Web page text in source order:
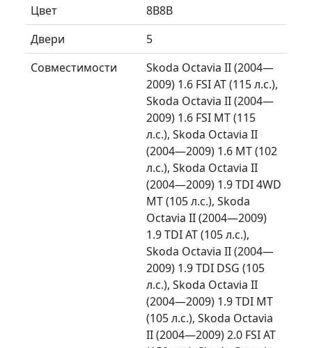
Цвет
8B8B
Двери
5
Совместимости
Skoda Octavia II (2004—
2009) 1.6 FSI AT (115 л.с.),
Skoda Octavia II (2004—
2009) 1.6 FSI MT (115
л.с.), Skoda Octavia II
(2004—2009) 1.6 MT (102
л.с.), Skoda Octavia II
(2004—2009) 1.9 TDI 4WD
MT (105 л.с.), Skoda
Octavia II (2004—2009)
1.9 TDI AT (105 л.с.),
Skoda Octavia II (2004—
2009) 1.9 TDI DSG (105
л.с.), Skoda Octavia II
(2004—2009) 1.9 TDI MT
(105 л.с.), Skoda Octavia
II (2004—2009) 2.0 FSI AT